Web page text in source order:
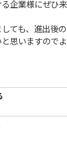
企業様にぜひ
ても、進出後
思いますので